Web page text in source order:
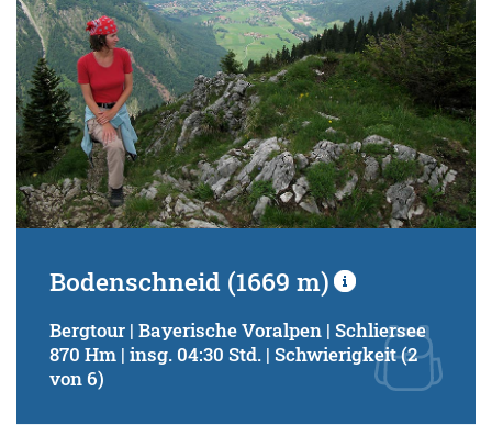
Bodenschneid (1669 m)
Bergtour | Bayerische Voralpen | Schliersee
870 Hm | insg. 04:30 Std. | Schwierigkeit (2
von 6)